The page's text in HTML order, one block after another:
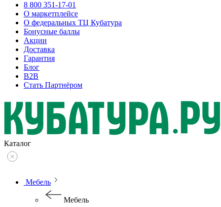
8 800 351-17-01
О маркетплейсе
О федеральных ТЦ Кубатура
Бонусные баллы
Акции
Доставка
Гарантия
Блог
B2B
Стать Партнёром
Каталог
Мебель
Мебель